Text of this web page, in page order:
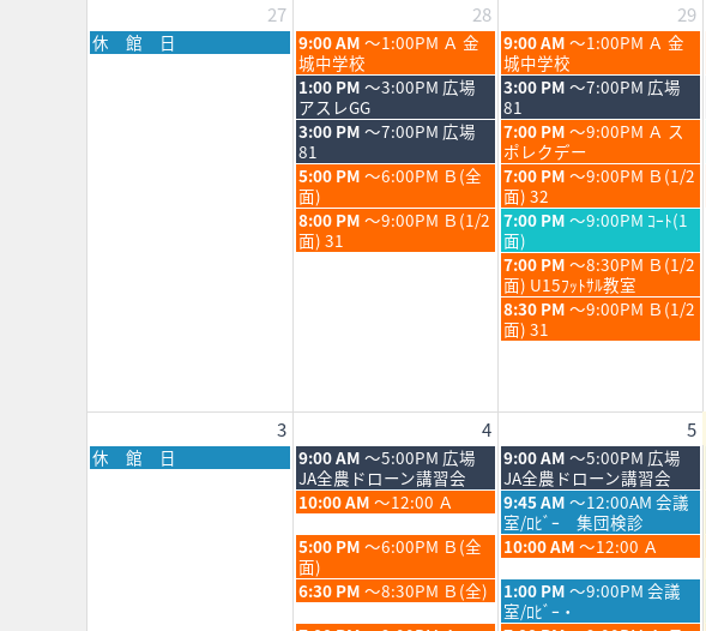
27
28 29
月
曜
休 館 日
火
曜
日,
7
月
28th
2026
9:00 AM ～1:00PM Ａ 金
城中学校
水
曜
日,
7
月
29th
2026
9:00 AM ～1:00PM Ａ 金
城中学校
火
曜
日,
7
月
28th
2026
1:00 PM ～3:00PM 広場
アスレGG
水
曜
日,
7
月
29th
2026
3:00 PM ～7:00PM 広場
81
火
曜
日,
7
月
28th
2026
3:00 PM ～7:00PM 広場
81
水
曜
日,
7
月
29th
2026
7:00 PM ～9:00PM Ａ ス
ポレクデー
火
曜
日,
7
月
5:00 PM ～6:00PM Ｂ(全
面)
水
曜
日,
7
月
29th
2026
7:00 PM ～9:00PM Ｂ(1/2
面) 32
火
曜
日,
8:00 PM ～9:00PM Ｂ(1/2
面) 31
水
曜
日,
7
月
29th
2026
7:00 PM ～9:00PM ｺｰﾄ(1
面)
水
曜
日,
7
月
7:00 PM ～8:30PM Ｂ(1/2
面) U15ﾌｯﾄｻﾙ教室
水
曜
日,
29th
8:30 PM ～9:00PM Ｂ(1/2
面) 31
3 4 5
月
曜
休 館 日
火
曜
日,
8
月
4th
2026
9:00 AM ～5:00PM 広場
JA全農ドローン講習会
水
曜
日,
8
月
5th
2026
9:00 AM ～5:00PM 広場
JA全農ドローン講習会
火
曜
日,
8
月
4th
2026
10:00 AM ～12:00 Ａ
水
曜
日,
8
月
5th
2026
9:45 AM ～12:00AM 会議
室/ﾛﾋﾞｰ 集団検診
火
曜
日,
8
5:00 PM ～6:00PM Ｂ(全
面)
水
曜
日,
8
10:00 AM ～12:00 Ａ
火
曜
6:30 PM ～8:30PM Ｂ(全)
水
曜
1:00 PM ～9:00PM 会議
室/ﾛﾋﾞｰ・